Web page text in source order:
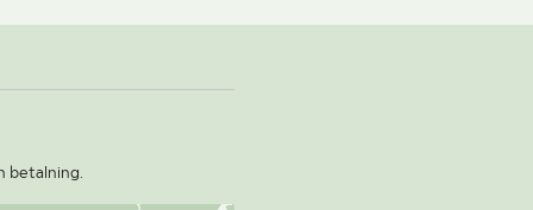
betalning.